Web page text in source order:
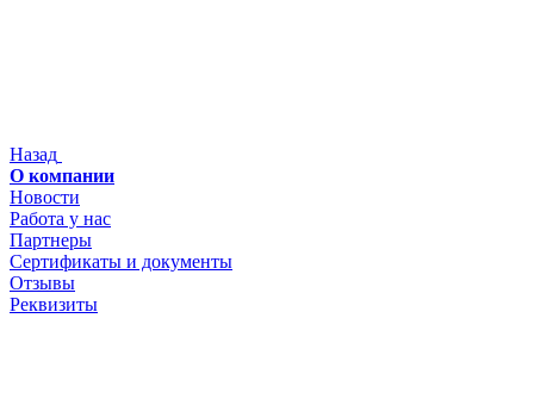
Назад
О компании
Новости
Работа у нас
Партнеры
Сертификаты и документы
Отзывы
Реквизиты